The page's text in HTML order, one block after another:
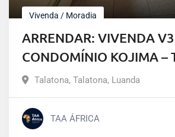
Vivenda / Moradia
ARRENDAR: VIVENDA
CONDOMÍNIO KOJIMA –
Talatona, Talatona, Luanda
TAA ÁFRICA